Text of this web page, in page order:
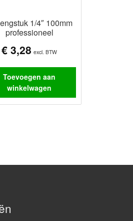
1/4″ 100mm
professioneel
€ 3,28 excl. BTW
Toevoegen aan
winkelwagen